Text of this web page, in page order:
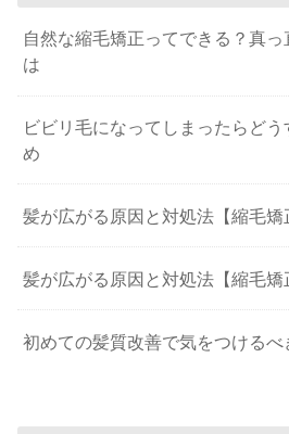
自然な縮毛矯正ってできる？真
は
ビビリ毛になってしまったらど
め
髪が広がる原因と対処法【縮毛矯
髪が広がる原因と対処法【縮毛矯
初めての髪質改善で気をつけるべ